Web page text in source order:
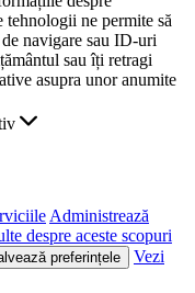
tehnologii ne permite să
navigare sau ID-uri
sau îți retragi
asupra unor anumite
Administrează
despre aceste scopuri
preferințele
Vezi